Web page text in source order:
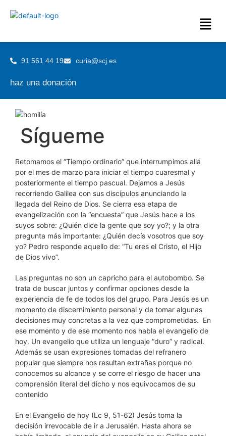
91 561 44 19 curia@scj.es
haz una donación
Sígueme
Retomamos el “Tiempo ordinario” que interrumpimos allá
por el mes de marzo para iniciar el tiempo cuaresmal y
posteriormente el tiempo pascual. Dejamos a Jesús
recorriendo Galilea con sus discípulos anunciando la
llegada del Reino de Dios. Se cierra esa etapa de
evangelización con la “encuesta” que Jesús hace a los
suyos sobre: ¿Quién dice la gente que soy yo?; y la otra
pregunta más importante: ¿Quién decís vosotros que soy
yo? Pedro responde aquello de: “Tu eres el Cristo, el Hijo
de Dios vivo”.
Las preguntas no son un capricho para el autobombo. Se
trata de buscar juntos y confirmar opciones desde la
experiencia de fe de todos los del grupo. Para Jesús es un
momento de discernimiento personal y de tomar algunas
decisiones muy concretas a la vez que comprometidas. En
ese momento y de ese momento nos habla el evangelio de
hoy. Un evangelio que utiliza un lenguaje “duro” y radical.
Además se usan expresiones tomadas del refranero
popular que siempre nos resultan extrañas porque no
conocemos su alcance y se corre el riesgo de hacer una
comprensión literal del dicho y nos equivocamos de su
contenido
En el Evangelio de hoy (Lc 9, 51-62) Jesús toma la
decisión irrevocable de ir a Jerusalén. Hasta ahora se